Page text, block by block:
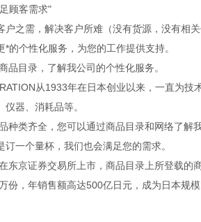
顾客需求"
户之需，解决客户所难（没有货源，没有相
*的个性化服务，为您的工作提供支持。
品目录，了解我公司的个性化服务。
从1933年在日本创业以来，一直为技
器、消耗品等。
种类齐全，您可以通过商品目录和网络了解
订一个量杯，我们也会满足您的需求。
东京证券交易所上市，商品目录上所登载的
份，年销售额高达500亿日元，成为日本规